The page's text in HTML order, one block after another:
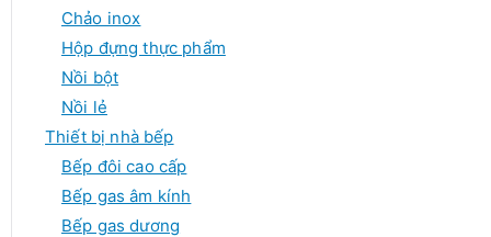
Chảo inox
Hộp đựng thực phẩm
Nồi bột
Nồi lẻ
Thiết bị nhà bếp
Bếp đôi cao cấp
Bếp gas âm kính
Bếp gas dương